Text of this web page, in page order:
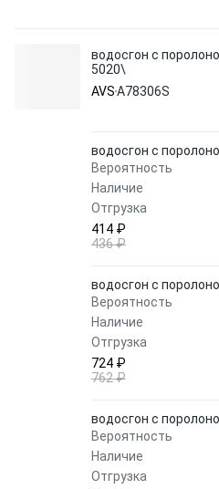
водосгон с
5020\
AVSA78306S
водосгон с
Вероятность
Наличие
Отгрузка
414 ₽
436 ₽
водосгон с
Вероятность
Наличие
Отгрузка
724 ₽
762 ₽
водосгон с
Вероятность
Наличие
Отгрузка